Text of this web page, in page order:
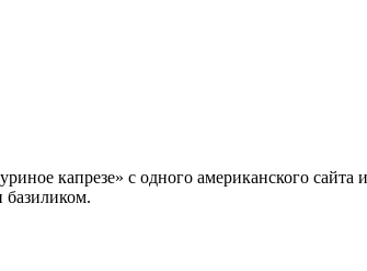
капрезе» с одного американского сайта
базиликом.